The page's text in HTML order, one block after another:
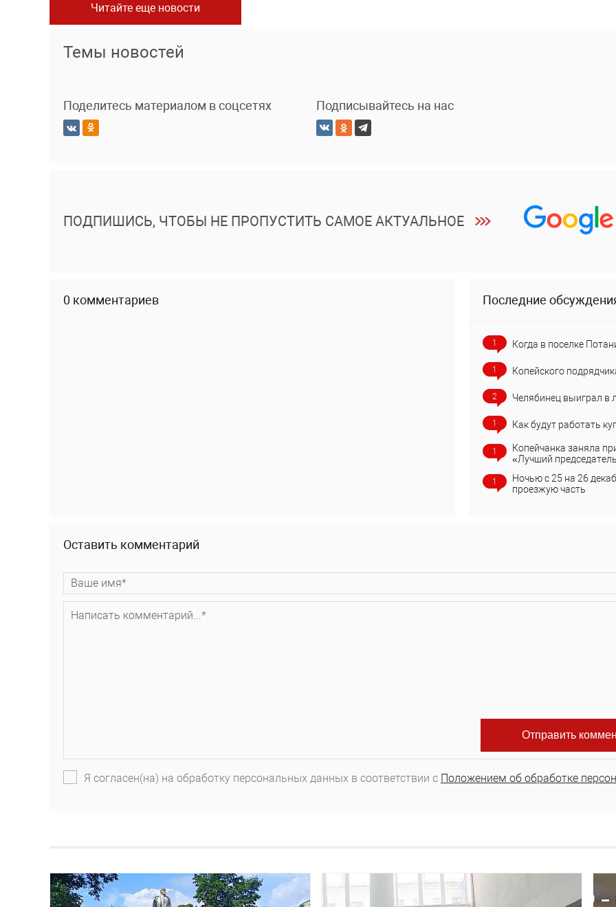
Читайте еще новости
Темы новостей
Поделитесь материалом в соцсетях Подписывайтесь на нас
ПОДПИШИСЬ, ЧТОБЫ НЕ ПРОПУСТИТЬ САМОЕ АКТУАЛЬНОЕ
0 комментариев Последние
1 Когда в поселке
1 Копейского
2 Челябинец выиграл в
1 Как будут работать
1
Копейчанка заняла
«Лучший
1
Ночью с 25 на 26
проезжую часть
Оставить комментарий
Я согласен(на) на обработку персональных данных в соответствии с Положением об обработке